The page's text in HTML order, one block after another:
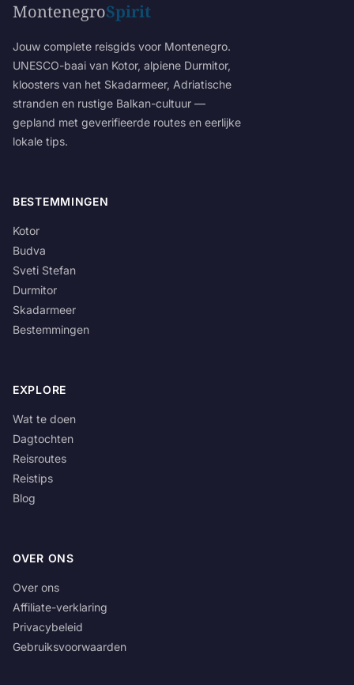
MontenegroSpirit
Jouw complete reisgids voor Montenegro.
UNESCO-baai van Kotor, alpiene Durmitor,
kloosters van het Skadarmeer, Adriatische
stranden en rustige Balkan-cultuur —
gepland met geverifieerde routes en eerlijke
lokale tips.
BESTEMMINGEN
Kotor
Budva
Sveti Stefan
Durmitor
Skadarmeer
Bestemmingen
EXPLORE
Wat te doen
Dagtochten
Reisroutes
Reistips
Blog
OVER ONS
Over ons
Affiliate-verklaring
Privacybeleid
Gebruiksvoorwaarden